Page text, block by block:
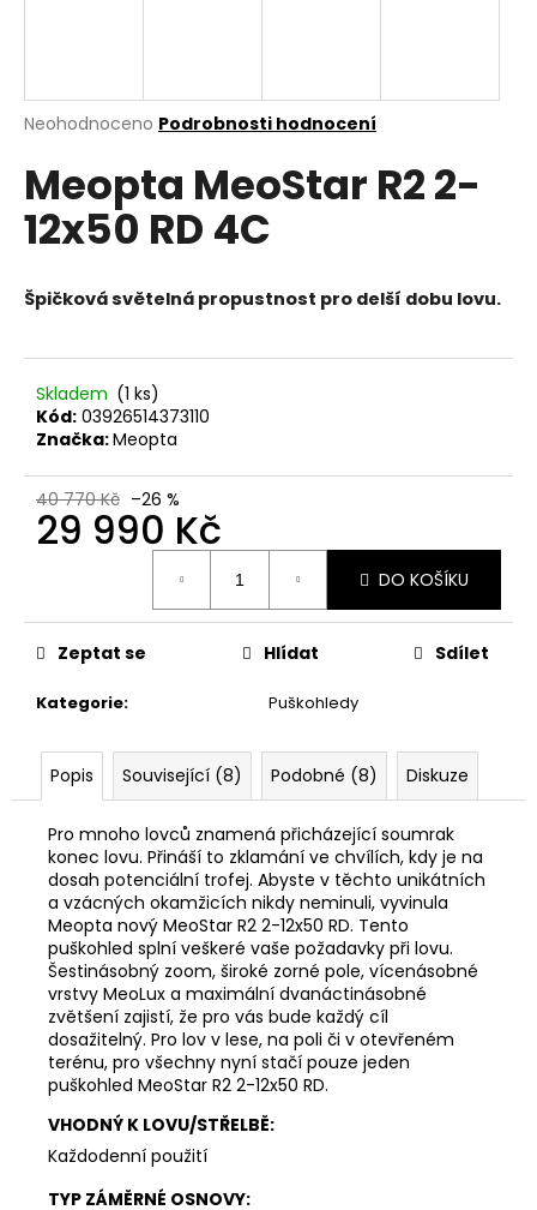
Průměrné
produktu
je
0,0
Neohodnoceno Podrobnosti hodnocení
Meopta MeoStar R2 2-
12x50 RD 4C
Špičková světelná propustnost pro delší dobu lovu.
Skladem (1 ks)
Kód: 03926514373110
Značka:Meopta
40 770 Kč –26 %
29 990 Kč
DO KOŠÍKU
Kategorie: Puškohledy
Zeptat se Hlídat Sdílet
Popis Související (8) Podobné (8) Diskuze
Pro mnoho lovců znamená přicházející soumrak
konec lovu. Přináší to zklamání ve chvílích, kdy je na
dosah potenciální trofej. Abyste v těchto unikátních
a vzácných okamžicích nikdy neminuli, vyvinula
Meopta nový MeoStar R2 2-12x50 RD. Tento
puškohled splní veškeré vaše požadavky při lovu.
Šestinásobný zoom, široké zorné pole, vícenásobné
vrstvy MeoLux a maximální dvanáctinásobné
zvětšení zajistí, že pro vás bude každý cíl
dosažitelný. Pro lov v lese, na poli či v otevřeném
terénu, pro všechny nyní stačí pouze jeden
puškohled MeoStar R2 2-12x50 RD.
VHODNÝ K LOVU/STŘELBĚ:
Každodenní použití
TYP ZÁMĚRNÉ OSNOVY:
í
t
D
o
p
u
e
m
PLOCHÝ
ŠROUBOVÁK
370
Kč